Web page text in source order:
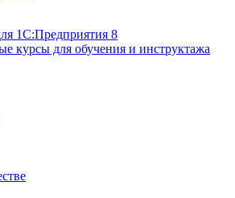
1С:Предприятия 8
курсы для обучения и инструктажа